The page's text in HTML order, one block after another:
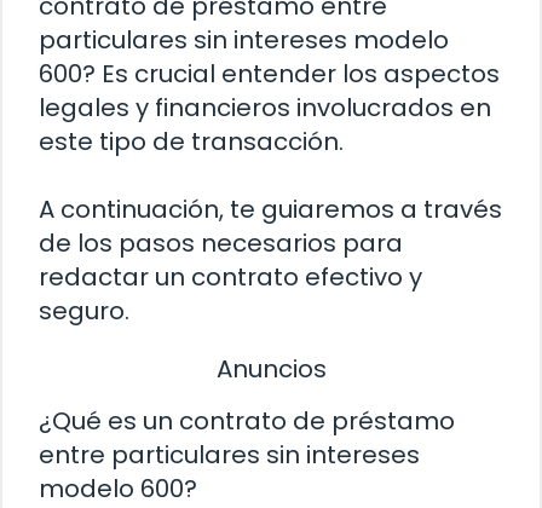
particulares sin intereses modelo
600? Es crucial entender los aspectos
legales y financieros involucrados en
este tipo de transacción.
A continuación, te guiaremos a través
de los pasos necesarios para
redactar un contrato efectivo y
seguro.
Anuncios
¿Qué es un contrato de préstamo
entre particulares sin intereses
modelo 600?